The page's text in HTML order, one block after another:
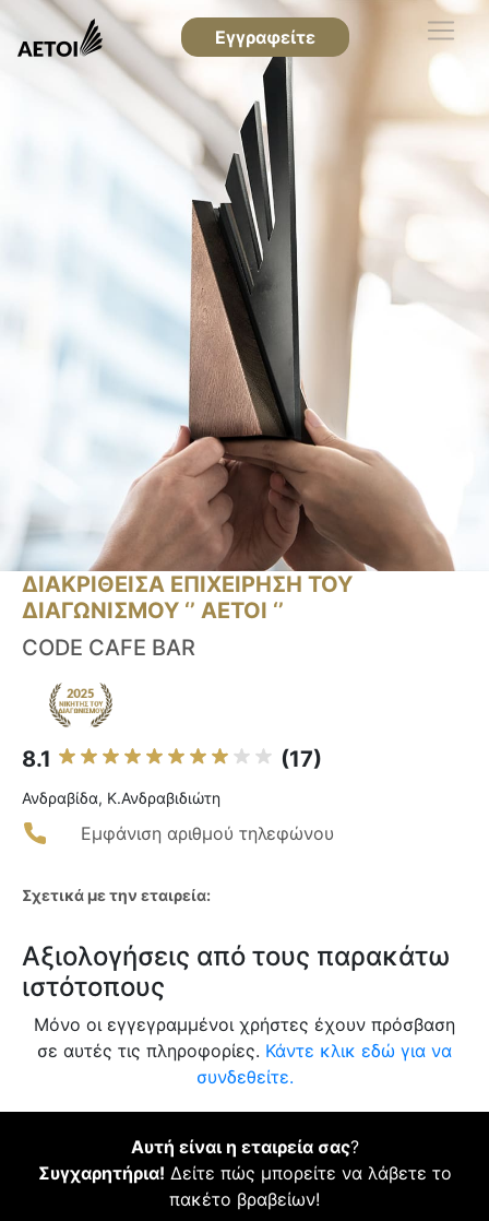
Εγγραφείτε
ΔΙΑΚΡΙΘΕΙΣΑ ΕΠΙΧΕΙΡΗΣΗ ΤΟΥ
ΔΙΑΓΩΝΙΣΜΟΥ ‘’ ΑΕΤΟΙ ‘’
CODE CAFE BAR
8.1 (17)
Ανδραβίδα, Κ.Ανδραβιδιώτη
Εμφάνιση αριθμού τηλεφώνου
Σχετικά με την εταιρεία:
Αξιολογήσεις από τους παρακάτω
ιστότοπους
Μόνο οι εγγεγραμμένοι χρήστες έχουν πρόσβαση
σε αυτές τις πληροφορίες. Κάντε κλικ εδώ για να
συνδεθείτε.
Αυτή είναι η εταιρεία σας?
Συγχαρητήρια! Δείτε πώς μπορείτε να λάβετε το
πακέτο βραβείων!